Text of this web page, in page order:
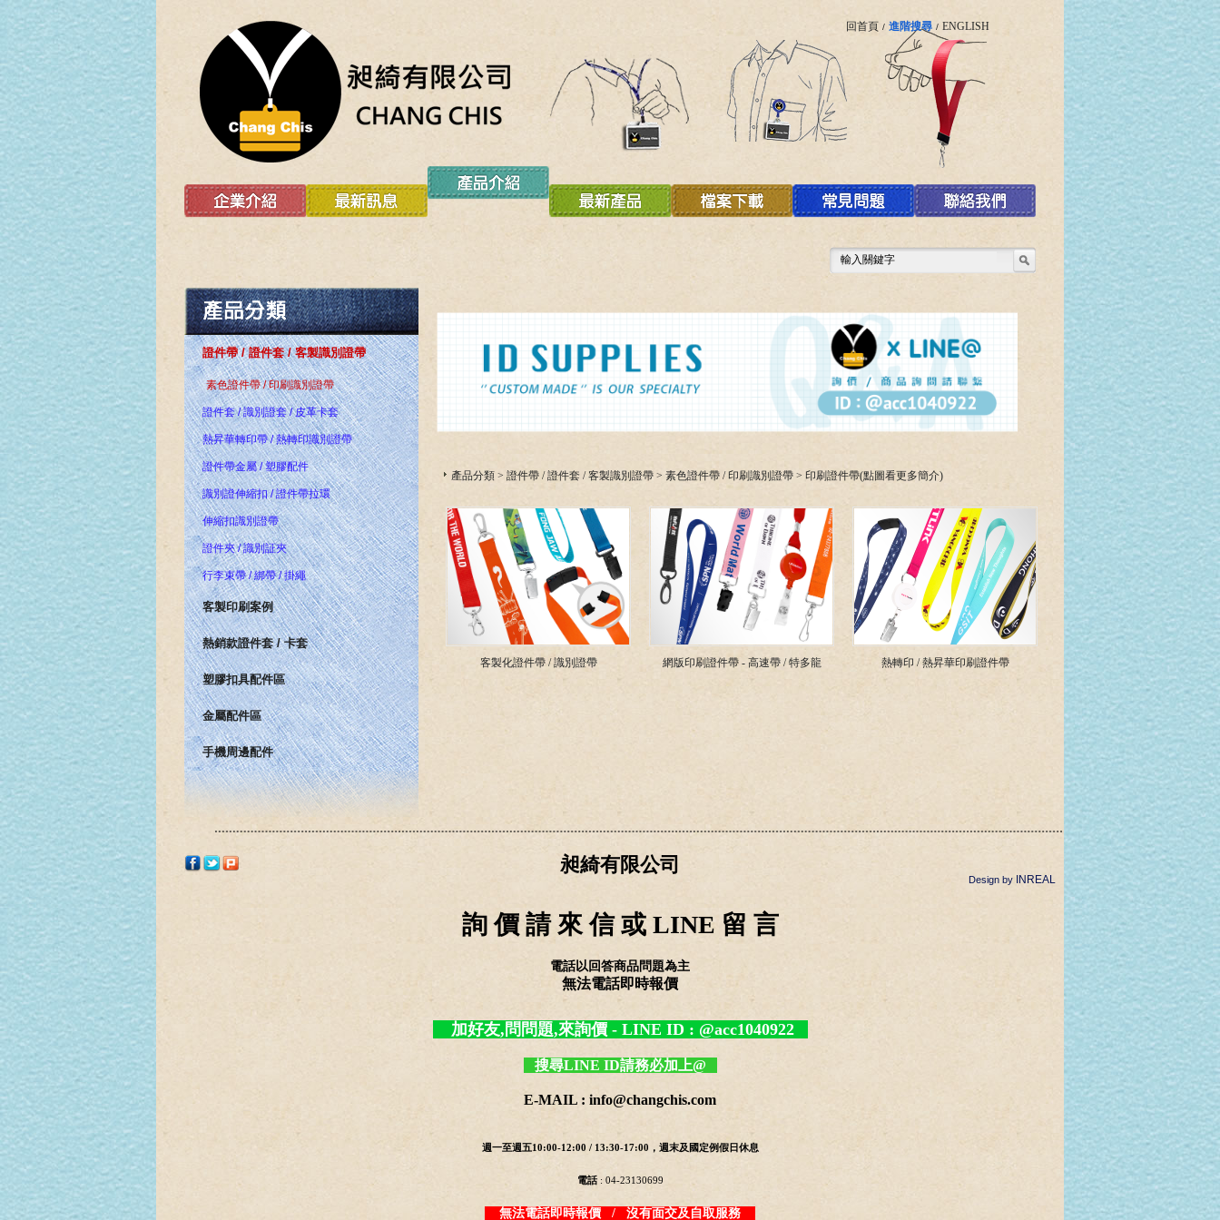
回首頁 / 進階搜尋 / ENGLISH
證件帶 / 證件套 / 客製識別證帶
素色證件帶 / 印刷識別證帶
證件套 / 識別證套 / 皮革卡套
熱昇華轉印帶 / 熱轉印識別證帶
證件帶金屬 / 塑膠配件
識別證伸縮扣 / 證件帶拉環
伸縮扣識別證帶
證件夾 / 識別証夾
行李束帶 / 綁帶 / 掛繩
客製印刷案例
熱銷款證件套 / 卡套
塑膠扣具配件區
金屬配件區
手機周邊配件
產品分類 > 證件帶 / 證件套 / 客製識別證帶 > 素色證件帶 / 印刷識別證帶 > 印刷證件帶(點圖看更多簡介)
客製化證件帶 / 識別證帶 網版印刷證件帶 - 高速帶 / 特多龍 熱轉印 / 熱昇華印刷證件帶
昶綺有限公司
詢 價 請 來 信 或 LINE 留 言
電話以回答商品問題為主
無法電話即時報價
加好友,問問題,來詢價 - LINE ID : @acc1040922
搜尋LINE ID請務必加上@
E-MAIL : info@changchis.com
週一至週五10:00-12:00 / 13:30-17:00，週末及國定例假日休息
電話 : 04-23130699
無法電話即時報價 / 沒有面交及自取服務
Design by INREAL